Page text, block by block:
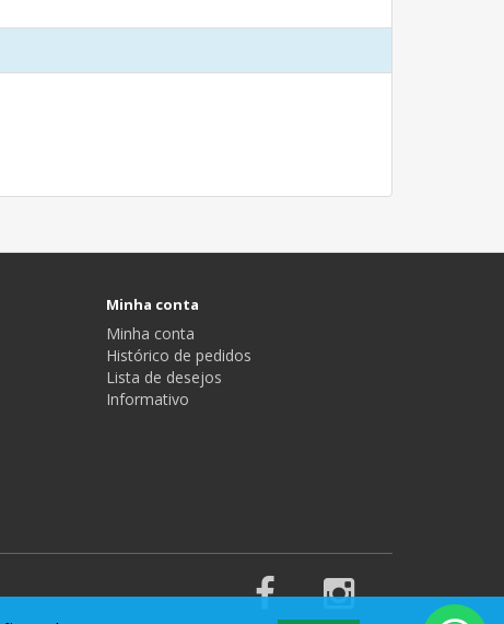
Minha conta
Minha conta
Histórico de pedidos
Lista de desejos
Informativo